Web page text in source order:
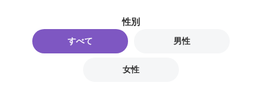
性別
すべて 男性
女性